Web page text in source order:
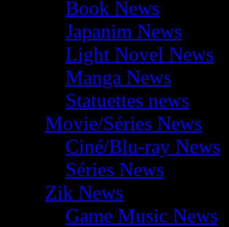
Book News
Japanim News
Light Novel News
Manga News
Statuettes news
Movie/Séries News
Ciné/Blu-ray News
Séries News
Zik News
Game Music News